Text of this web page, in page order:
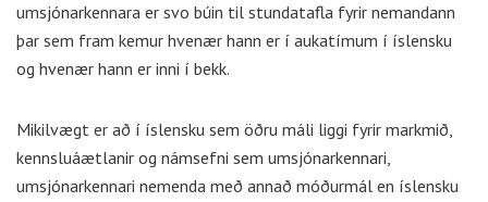
umsjónarkennara er svo búin til stundatafla fyrir nemandann
þar sem fram kemur hvenær hann er í aukatímum í íslensku
og hvenær hann er inni í bekk.
Mikilvægt er að í íslensku sem öðru máli liggi fyrir markmið,
kennsluáætlanir og námsefni sem umsjónarkennari,
umsjónarkennari nemenda með annað móðurmál en íslensku